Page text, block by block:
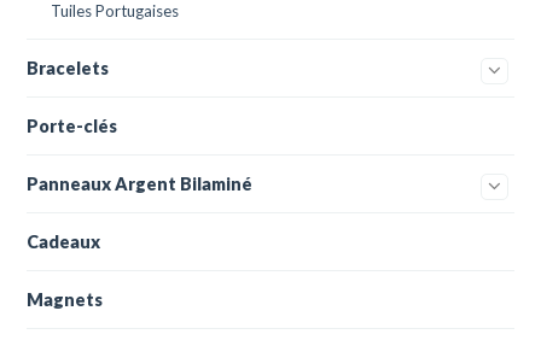
Tuiles Portugaises
Bracelets
Porte-clés
Panneaux Argent Bilaminé
Cadeaux
Magnets